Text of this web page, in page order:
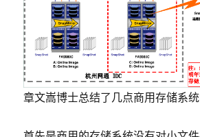
章文嵩博士总结了几点商用存储系